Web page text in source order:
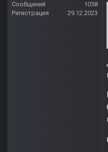
Сообщений
1058
Регистрация
29.12.2023